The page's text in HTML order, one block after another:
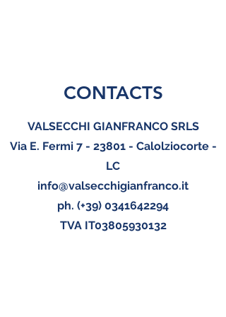
CONTACTS
VALSECCHI GIANFRANCO SRLS
Via E. Fermi 7 - 23801 - Calolziocorte -
LC
info@valsecchigianfranco.it
ph. (+39) 0341642294
TVA IT03805930132